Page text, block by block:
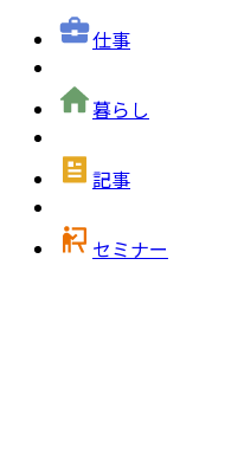
仕事
暮らし
記事
セミナー